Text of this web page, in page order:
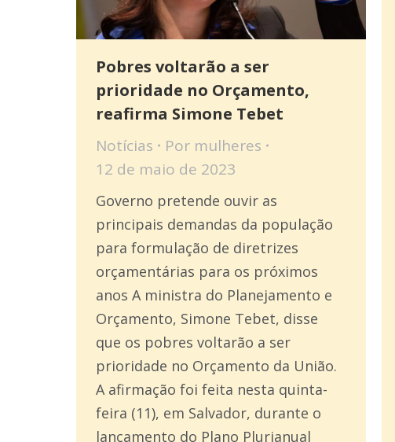
Pobres voltarão a ser
prioridade no Orçamento,
reafirma Simone Tebet
Notícias Por mulheres
12 de maio de 2023
Governo pretende ouvir as
principais demandas da população
para formulação de diretrizes
orçamentárias para os próximos
anos A ministra do Planejamento e
Orçamento, Simone Tebet, disse
que os pobres voltarão a ser
prioridade no Orçamento da União.
A afirmação foi feita nesta quinta-
feira (11), em Salvador, durante o
lançamento do Plano Plurianual